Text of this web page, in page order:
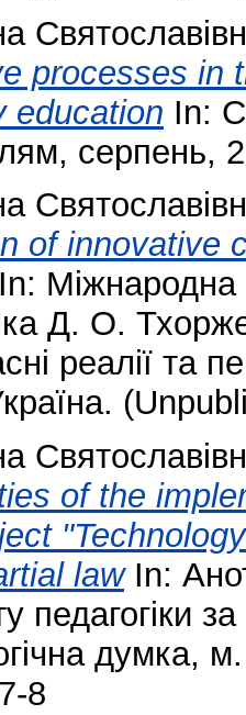
processes in
education In:
серпень,
of innovative
In: Міжнародна
Д. О.
реалії та
of the
lawIn:
педагогіки
думка,
8